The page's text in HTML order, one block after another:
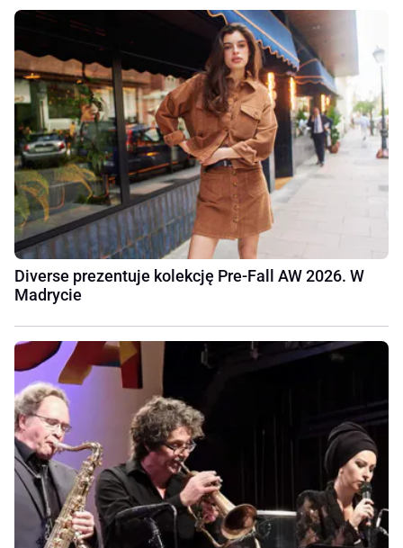
Diverse prezentuje kolekcję Pre-Fall AW 2026. W
Madrycie